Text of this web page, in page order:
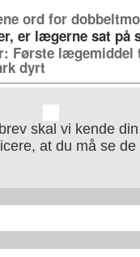
ord for
er lægerne sat på
Første
dyrt
skal vi kende
at du må se